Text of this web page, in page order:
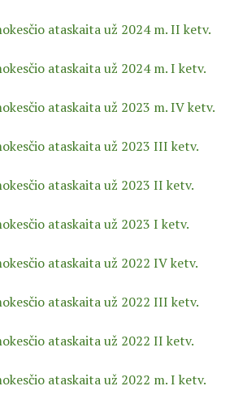
,,MAŽOSIOS LIETUVOS MOKYKLA-
,,MAŽOSIOS LIETUVOS MOKYKLA-
,,MAŽOSIOS LIETUVOS MOKYKLA-
GENIUS LOCI. Išleistas bukletas ,,Vydūno
ES PROJEKTAS GENIUS LOCI
ataskaita už 2024 m. II ketv.
ataskaita už 2024 m. I ketv.
ataskaita už 2023 m. IV ketv.
ataskaita už 2023 III ketv.
ataskaita už 2023 II ketv.
ataskaita už 2023 I ketv.
ataskaita už 2022 IV ketv.
ataskaita už 2022 III ketv.
ataskaita už 2022 II ketv.
ataskaita už 2022 m. I ketv.